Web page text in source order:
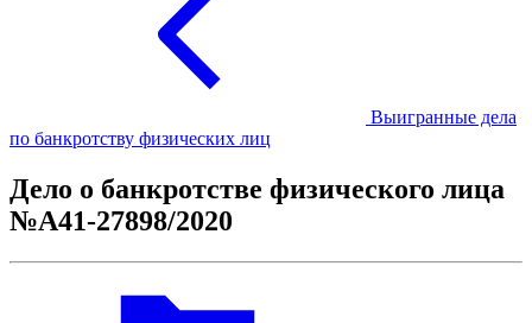
Выигранные дела
по банкротству физических лиц
Дело о банкротстве физического лица
№А41-27898/2020